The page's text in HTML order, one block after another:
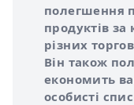
полегшення
продуктів за
різних
Він також
економить
особисті